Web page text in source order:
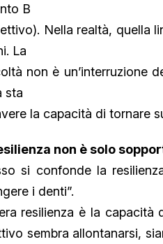
B
Nella realtà, quella
La
non è un’interruzione
sta
la capacità di tornare
non è solo
si confonde la
i denti”.
resilienza è la capacità
sembra allontanarsi,